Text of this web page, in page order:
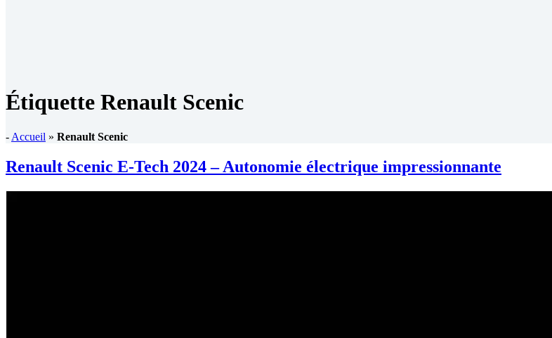
Étiquette Renault Scenic
- Accueil » Renault Scenic
Renault Scenic E-Tech 2024 – Autonomie électrique impressionnante